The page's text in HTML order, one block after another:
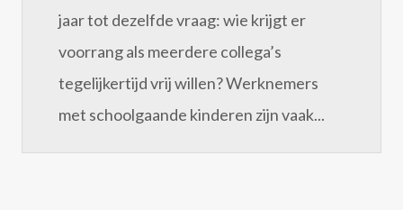
jaar tot dezelfde vraag: wie krijgt er
voorrang als meerdere collega’s
tegelijkertijd vrij willen? Werknemers
met schoolgaande kinderen zijn vaak...